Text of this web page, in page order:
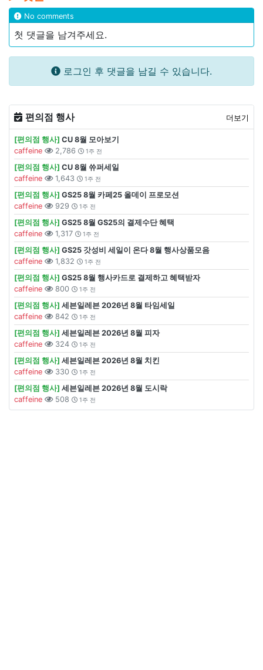
No comments
첫 댓글을 남겨주세요.
로그인 후 댓글을 남길 수 있습니다.
편의점 행사 더보기
[편의점 행사] CU 8월 모아보기
caffeine
2,786 1주 전
[편의점 행사] CU 8월 쓔퍼세일
caffeine
1,643 1주 전
[편의점 행사] GS25 8월 카페25 올데이 프로모션
caffeine
929 1주 전
[편의점 행사] GS25 8월 GS25의 결제수단 혜택
caffeine
1,317 1주 전
[편의점 행사] GS25 갓성비 세일이 온다 8월 행사상품모음
caffeine
1,832 1주 전
[편의점 행사] GS25 8월 행사카드로 결제하고 혜택받자
caffeine
800 1주 전
[편의점 행사] 세븐일레븐 2026년 8월 타임세일
caffeine
842 1주 전
[편의점 행사] 세븐일레븐 2026년 8월 피자
caffeine
324 1주 전
[편의점 행사] 세븐일레븐 2026년 8월 치킨
caffeine
330 1주 전
[편의점 행사] 세븐일레븐 2026년 8월 도시락
caffeine
508 1주 전